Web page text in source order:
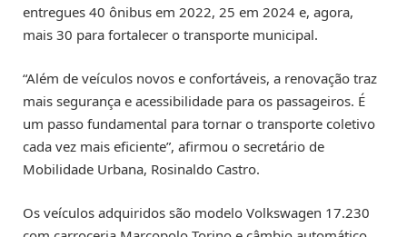
entregues 40 ônibus em 2022, 25 em 2024 e, agora,
mais 30 para fortalecer o transporte municipal.
“Além de veículos novos e confortáveis, a renovação traz
mais segurança e acessibilidade para os passageiros. É
um passo fundamental para tornar o transporte coletivo
cada vez mais eficiente”, afirmou o secretário de
Mobilidade Urbana, Rosinaldo Castro.
Os veículos adquiridos são modelo Volkswagen 17.230